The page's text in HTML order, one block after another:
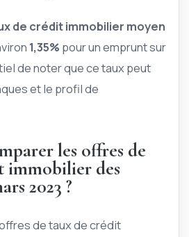
de crédit immobilier moyen
1,35% pour un emprunt sur
de noter que ce taux peut
et le profil de
les offres de
immobilier des
2023 ?
de taux de crédit